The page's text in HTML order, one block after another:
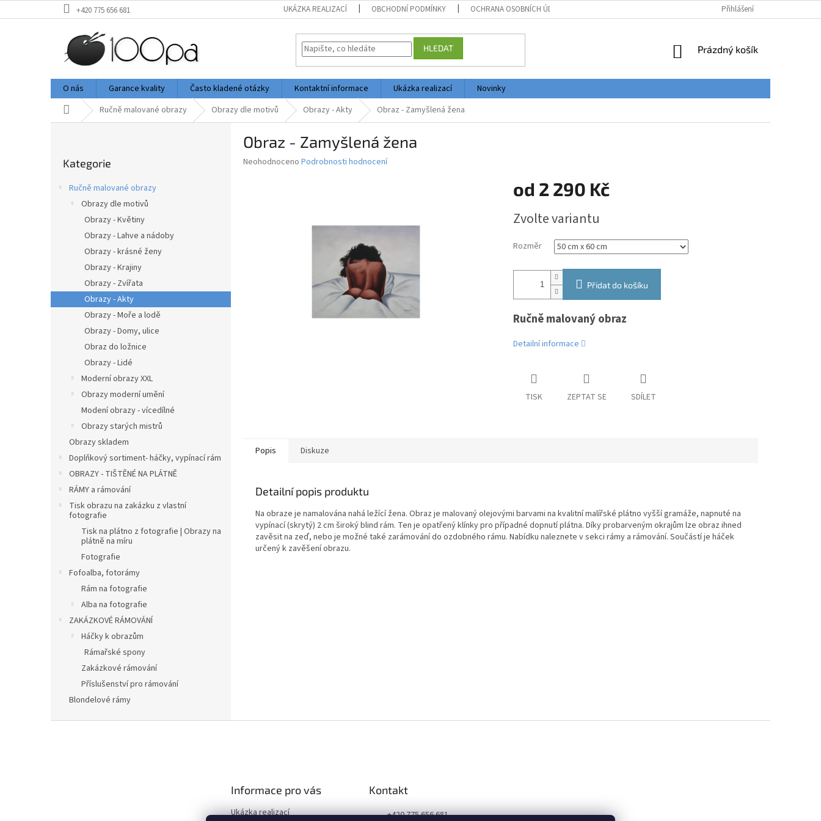
na
+420 775 656 681 UKÁZKA REALIZACÍ OBCHODNÍ PODMÍNKY OCHRANA OSOBNÍCH ÚDAJŮ Přihlášení
HLEDAT
NÁKUPNÍ
Prázdný košík
O nás Garance kvality Často kladené otázky Kontaktní informace Ukázka realizací
Novinky
Domů Ručně malované obrazy Obrazy dle motivů Obrazy - Akty Obraz - Zamyšlená žena
e
l
kategorie
Kategorie
Ručně malované obrazy
Obrazy dle motivů
Obrazy - Květiny
Obrazy - Lahve a nádoby
Obrazy - krásné ženy
Obrazy - Krajiny
Obrazy - Zvířata
Obrazy - Akty
Obrazy - Moře a lodě
Obrazy - Domy, ulice
Obraz do ložnice
Obrazy - Lidé
Moderní obrazy XXL
Obrazy moderní umění
Modení obrazy - vícedílné
Obrazy starých mistrů
Obrazy skladem
Doplňkový sortiment- háčky, vypínací rám
OBRAZY - TIŠTĚNÉ NA PLÁTNĚ
RÁMY a rámování
Tisk obrazu na zakázku z vlastní
fotografie
Tisk na plátno z fotografie | Obrazy na
plátně na míru
Fotografie
Fofoalba, fotorámy
Rám na fotografie
Alba na fotografie
ZAKÁZKOVÉ RÁMOVÁNÍ
Háčky k obrazům
Rámařské spony
Zakázkové rámování
Příslušenství pro rámování
Blondelové rámy
Obraz - Zamyšlená žena
Průměrné
Neohodnoceno Podrobnosti hodnocení
od 2 290 Kč
cena:
Zvolte variantu
Rozměr
Přidat do košíku
Ručně malovaný obraz
Detailní informace
TISK ZEPTAT SE SDÍLET
Popis Diskuze
Detailní popis produktu
Na obraze je namalována nahá ležící žena. Obraz je malovaný olejovými barvami na kvalitní malířské plátno vyšší gramáže, napnuté na
vypínací (skrytý) 2 cm široký blind rám. Ten je opatřený klínky pro případné dopnutí plátna. Díky probarveným okrajům lze obraz ihned
zavěsit na zeď, nebo je možné také zarámování do ozdobného rámu. Nabídku naleznete v sekci rámy a rámování. Součástí je háček
určený k zavěšení obrazu.
Informace pro vás
Ukázka realizací
Kontakt
+420 775 656 681